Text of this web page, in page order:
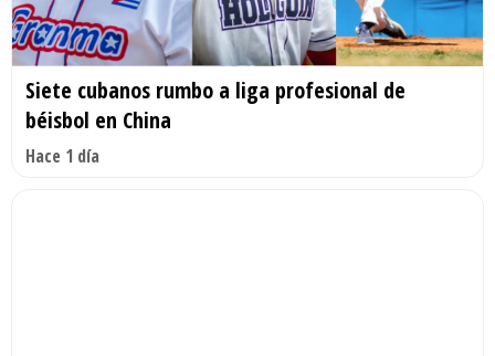
Siete cubanos rumbo a liga profesional de
béisbol en China
Hace 1 día